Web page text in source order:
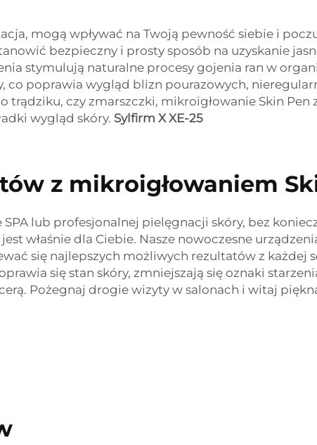
mogą wpływać na Twoją pewność siebie i
bezpieczny i prosty sposób na uzyskanie
stymulują naturalne procesy gojenia ran w
poprawia wygląd blizn pourazowych,
czy zmarszczki, mikroigłowanie Skin Pen
wygląd skóry. Sylfirm X XE-25
z mikroigłowaniem
lub profesjonalnej pielęgnacji skóry, bez
właśnie dla Ciebie. Nasze nowoczesne
się najlepszych możliwych rezultatów z każdej
się stan skóry, zmniejszają się oznaki
Pożegnaj drogie wizyty w salonach i witaj